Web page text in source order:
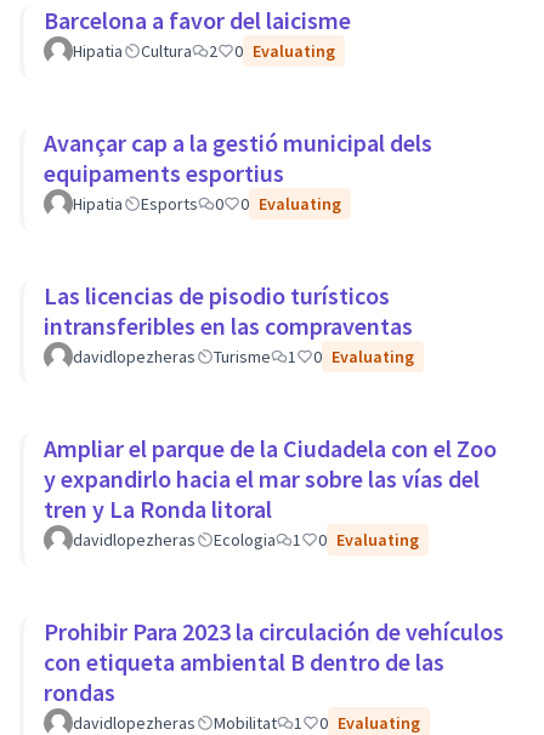
Barcelona a favor del laicisme
Hipatia Cultura 2 0 Evaluating
Avançar cap a la gestió municipal dels
equipaments esportius
Hipatia Esports 0 0 Evaluating
Las licencias de pisodio turísticos
intransferibles en las compraventas
davidlopezheras Turisme 1 0 Evaluating
Ampliar el parque de la Ciudadela con el Zoo
y expandirlo hacia el mar sobre las vías del
tren y La Ronda litoral
davidlopezheras Ecologia 1 0 Evaluating
Prohibir Para 2023 la circulación de vehículos
con etiqueta ambiental B dentro de las
rondas
davidlopezheras Mobilitat 1 0 Evaluating